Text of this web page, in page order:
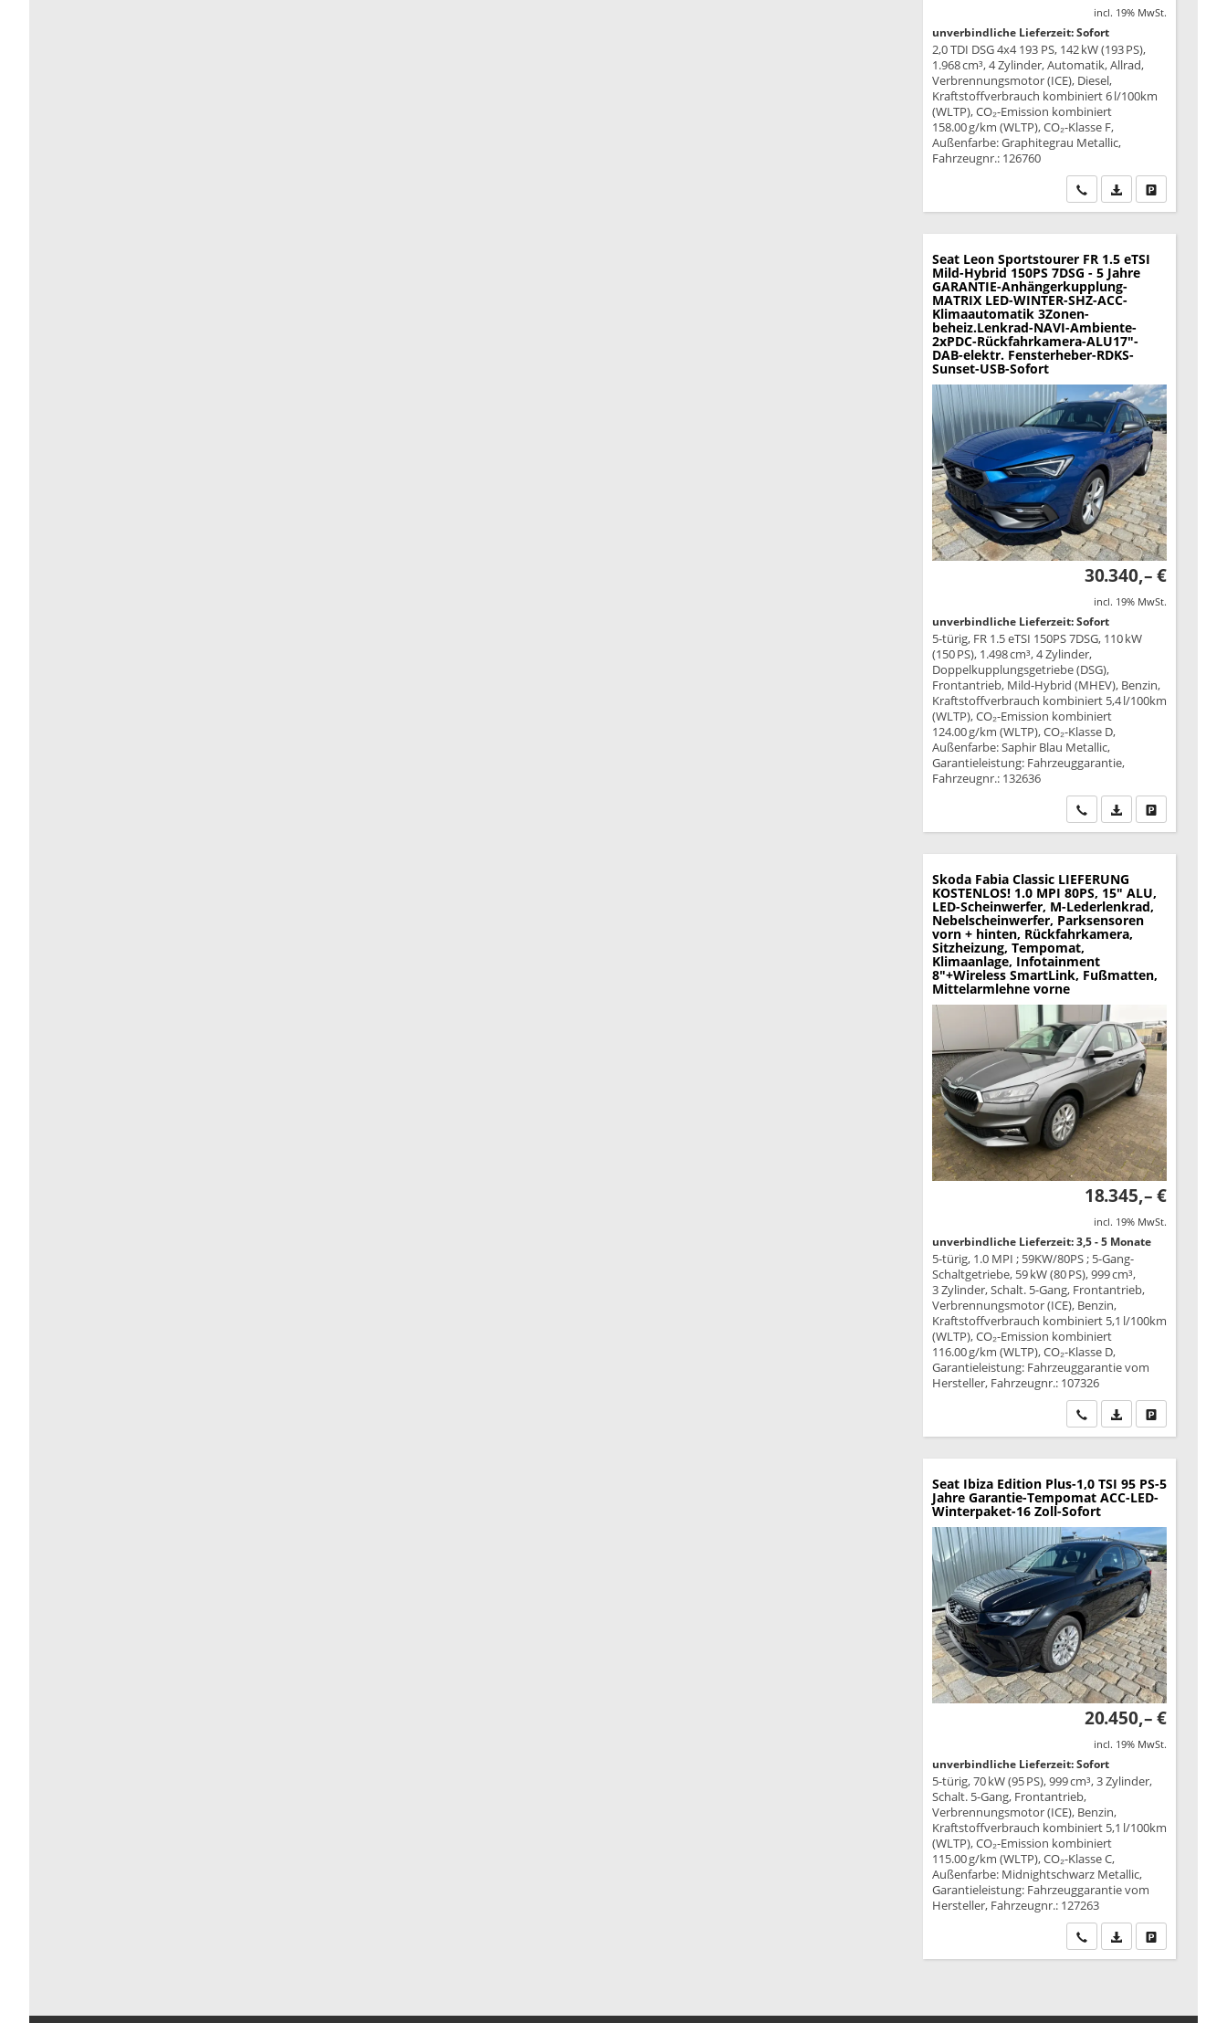
incl. 19% MwSt.
unverbindliche Lieferzeit: Sofort
2,0 TDI DSG 4x4 193 PS, 142 kW (193 PS),
1.968 cm³, 4 Zylinder, Automatik, Allrad,
Verbrennungsmotor (ICE), Diesel,
Kraftstoffverbrauch kombiniert 6 l/100km
(WLTP), CO₂-Emission kombiniert
158.00 g/km (WLTP), CO₂-Klasse F,
Außenfarbe: Graphitegrau Metallic,
Fahrzeugnr.: 126760
Wir rufen Sie an
PDF-Datei,Drucken,
Seat Leon Sportstourer FR 1.5 eTSI
Mild-Hybrid 150PS 7DSG - 5 Jahre
GARANTIE-Anhängerkupplung-
MATRIX LED-WINTER-SHZ-ACC-
Klimaautomatik 3Zonen-
beheiz.Lenkrad-NAVI-Ambiente-
2xPDC-Rückfahrkamera-ALU17"-
DAB-elektr. Fensterheber-RDKS-
Sunset-USB-Sofort
30.340,– €
incl. 19% MwSt.
unverbindliche Lieferzeit: Sofort
5-türig, FR 1.5 eTSI 150PS 7DSG, 110 kW
(150 PS), 1.498 cm³, 4 Zylinder,
Doppelkupplungsgetriebe (DSG),
Frontantrieb, Mild-Hybrid (MHEV), Benzin,
Kraftstoffverbrauch kombiniert 5,4 l/100km
(WLTP), CO₂-Emission kombiniert
124.00 g/km (WLTP), CO₂-Klasse D,
Außenfarbe: Saphir Blau Metallic,
Garantieleistung: Fahrzeuggarantie,
Fahrzeugnr.: 132636
Wir rufen Sie an
PDF-Datei,Drucken,
Skoda Fabia Classic LIEFERUNG
KOSTENLOS! 1.0 MPI 80PS, 15" ALU,
LED-Scheinwerfer, M-Lederlenkrad,
Nebelscheinwerfer, Parksensoren
vorn + hinten, Rückfahrkamera,
Sitzheizung, Tempomat,
Klimaanlage, Infotainment
8"+Wireless SmartLink, Fußmatten,
Mittelarmlehne vorne
18.345,– €
incl. 19% MwSt.
unverbindliche Lieferzeit: 3,5 - 5 Monate
5-türig, 1.0 MPI ; 59KW/80PS ; 5-Gang-
Schaltgetriebe, 59 kW (80 PS), 999 cm³,
3 Zylinder, Schalt. 5-Gang, Frontantrieb,
Verbrennungsmotor (ICE), Benzin,
Kraftstoffverbrauch kombiniert 5,1 l/100km
(WLTP), CO₂-Emission kombiniert
116.00 g/km (WLTP), CO₂-Klasse D,
Garantieleistung: Fahrzeuggarantie vom
Hersteller, Fahrzeugnr.: 107326
Wir rufen Sie an
PDF-Datei,Drucken,
Seat Ibiza Edition Plus-1,0 TSI 95 PS-5
Jahre Garantie-Tempomat ACC-LED-
Winterpaket-16 Zoll-Sofort
20.450,– €
incl. 19% MwSt.
unverbindliche Lieferzeit: Sofort
5-türig, 70 kW (95 PS), 999 cm³, 3 Zylinder,
Schalt. 5-Gang, Frontantrieb,
Verbrennungsmotor (ICE), Benzin,
Kraftstoffverbrauch kombiniert 5,1 l/100km
(WLTP), CO₂-Emission kombiniert
115.00 g/km (WLTP), CO₂-Klasse C,
Außenfarbe: Midnightschwarz Metallic,
Garantieleistung: Fahrzeuggarantie vom
Hersteller, Fahrzeugnr.: 127263
Wir rufen Sie an
PDF-Datei,Drucken,